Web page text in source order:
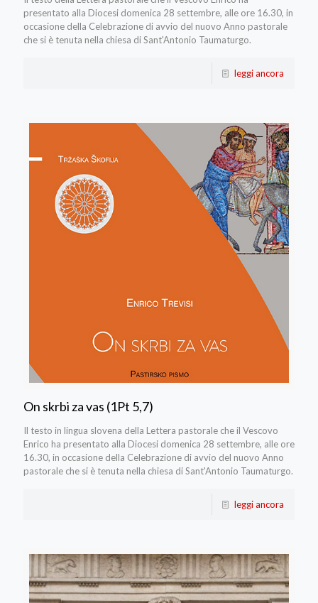
presentato alla Diocesi domenica 28 settembre, alle ore 16.30, in
occasione della Celebrazione di avvio del nuovo Anno pastorale
che si è tenuta nella chiesa di Sant'Antonio Taumaturgo.
leggi ancora
On skrbi za vas (1Pt 5,7)
Il testo in lingua slovena della Lettera pastorale che il Vescovo
Enrico ha presentato alla Diocesi domenica 28 settembre, alle ore
16.30, in occasione della Celebrazione di avvio del nuovo Anno
pastorale che si è tenuta nella chiesa di Sant'Antonio Taumaturgo.
leggi ancora